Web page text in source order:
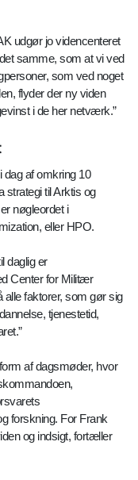
udgør jo videncenteret
samme, som at vi ved
som ved noget
flyder der ny viden
i de her netværk.”
af omkring 10
strategi til Arktis og
nøgleordet i
eller HPO.
daglig er
Center for Militær
faktorer, som gør sig
tjenestetid,
af dagsmøder, hvor
forskning. For Frank
og indsigt, fortæller